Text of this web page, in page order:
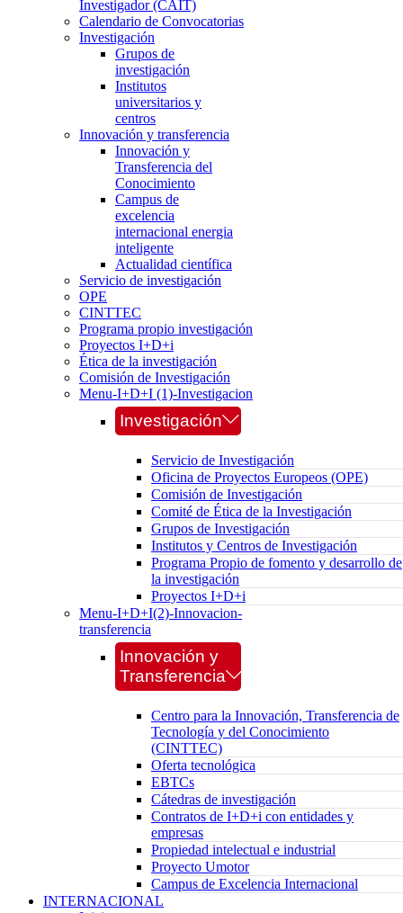
Investigador (CAIT)
Calendario de Convocatorias
Investigación
Grupos de
investigación
Institutos
universitarios y
centros
Innovación y transferencia
Innovación y
Transferencia del
Conocimiento
Campus de
excelencia
internacional energia
inteligente
Actualidad científica
Servicio de investigación
OPE
CINTTEC
Programa propio investigación
Proyectos I+D+i
Ética de la investigación
Comisión de Investigación
Menu-I+D+I (1)-Investigacion
Investigación
Servicio de Investigación
Oficina de Proyectos Europeos (OPE)
Comisión de Investigación
Comité de Ética de la Investigación
Grupos de Investigación
Institutos y Centros de Investigación
Programa Propio de fomento y desarrollo de
la investigación
Proyectos I+D+i
Menu-I+D+I(2)-Innovacion-
transferencia
Innovación y
Transferencia
Centro para la Innovación, Transferencia de
Tecnología y del Conocimiento
(CINTTEC)
Oferta tecnológica
EBTCs
Cátedras de investigación
Contratos de I+D+i con entidades y
empresas
Propiedad intelectual e industrial
Proyecto Umotor
Campus de Excelencia Internacional
INTERNACIONAL